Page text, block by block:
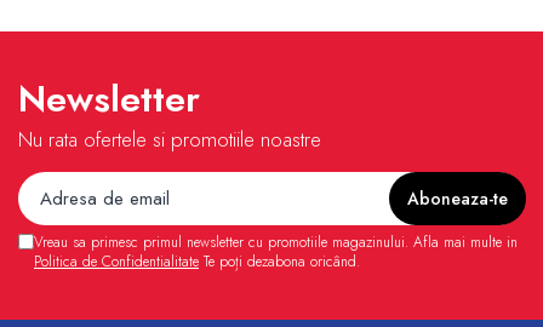
Newsletter
Nu rata ofertele si promotiile noastre
Vreau sa primesc primul newsletter cu promotiile magazinului. Afla mai multe in
Politica de Confidentialitate Te poți dezabona oricând.